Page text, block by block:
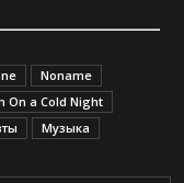
Noname
On a Cold Night
Музыка